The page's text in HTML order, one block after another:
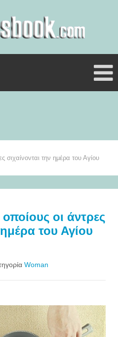
σιχαίνονται την ημέρα του Αγίου
οι άντρες
του Αγίου
Woman